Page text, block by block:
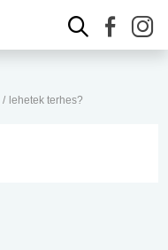
/ lehetek terhes?